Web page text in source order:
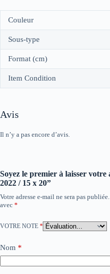
Couleur
Sous-type
Format (cm)
Item Condition
Avis
Il n’y a pas encore d’avis.
Soyez le premier à laisser
2022 / 15 x 20”
Votre adresse e-mail ne sera pas publiée.
avec *
VOTRE NOTE *
Nom *